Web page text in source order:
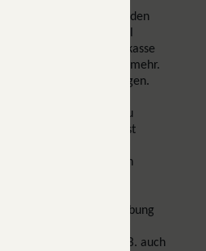
Arbeitsverhältnis werden
erhoben. Zum Beispiel
bei welcher Krankenkasse
Geburtstag und vieles mehr.
mal ganz zu schweigen.
ein Recht zu, die
Ihrer Daten zu
rechtliche Lage ist
an. Es gibt die
Hierbei erhebe ich
des Therapievertrages
Namen oder Ihren
Form der Datenerhebung
des
die Daten darf ich z.B. auch